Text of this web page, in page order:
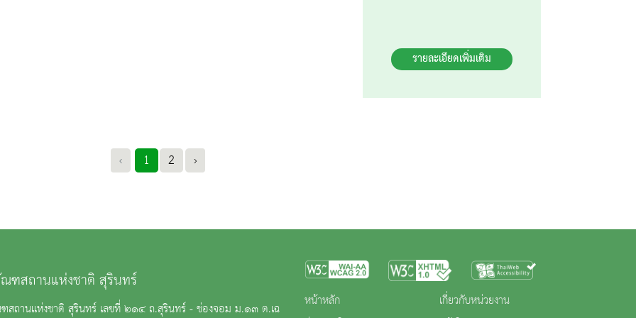
รายละเอียดเพิ่มเติม
‹ 1 2 ›
ฑสถานแห่งชาติ สุรินทร์
ถานแห่งชาติ สุรินทร์ เลขที่ ๒๑๔ ถ.สุรินทร์ - ช่องจอม ม.๑๓ ต.เฉ
หน้าหลัก
เกี่ยวกับหน่วยงาน